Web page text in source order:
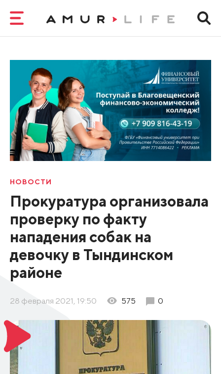
НОВОСТИ
Прокуратура организовала
проверку по факту
нападения собак на
девочку в Тындинском
районе
28 февраля 2021, 19:50 575 0